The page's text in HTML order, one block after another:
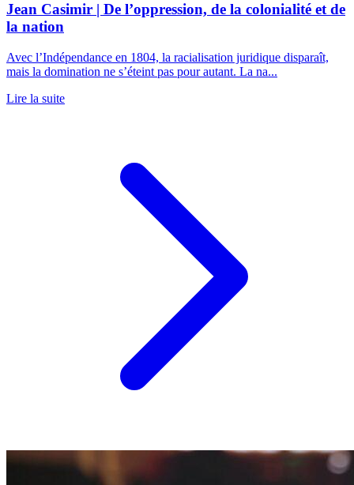
Jean Casimir | De l’oppression, de la colonialité et de
la nation
Avec l’Indépendance en 1804, la racialisation juridique disparaît,
mais la domination ne s’éteint pas pour autant. La na...
Lire la suite